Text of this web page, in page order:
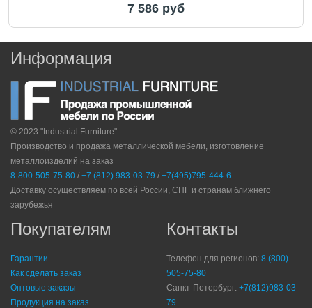
7 586 руб
Информация
© 2023 "Industrial Furniture"
Производство и продажа металлической мебели, изготовление
металлоизделий на заказ
8-800-505-75-80 / +7 (812) 983-03-79 / +7(495)795-444-6
Доставку осуществляем по всей России, СНГ и странам ближнего
зарубежья
Покупателям
Гарантии
Как сделать заказ
Оптовые заказы
Продукция на заказ
Контакты
Телефон для регионов: 8 (800)
505-75-80
Санкт-Петербург: +7(812)983-03-
79